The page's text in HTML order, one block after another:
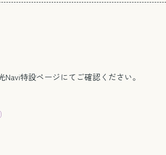
特設ページにてご確認ください。